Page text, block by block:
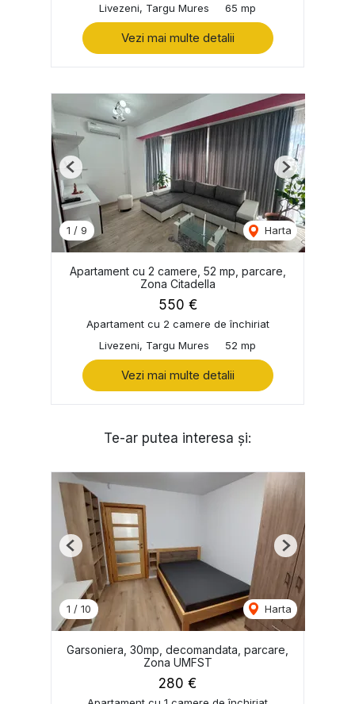
Livezeni, Targu Mures
65 mp
Vezi mai multe detalii
1 / 9 Harta
Previous Next
Apartament cu 2 camere, 52 mp, parcare,
Zona Citadella
550 €
Apartament cu 2 camere de închiriat
Livezeni, Targu Mures
52 mp
Vezi mai multe detalii
Te-ar putea interesa și:
1 / 10 Harta
Previous Next
Garsoniera, 30mp, decomandata, parcare,
Zona UMFST
280 €